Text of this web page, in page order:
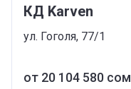
КД Karven
ул. Гоголя, 77/1
от ‍20 104 580 сом